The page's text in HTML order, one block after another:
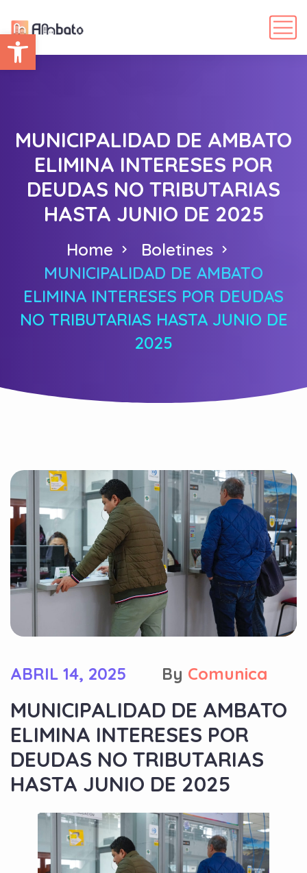
Abrir barra de herramientas
MUNICIPALIDAD DE AMBATO
ELIMINA INTERESES POR
DEUDAS NO TRIBUTARIAS
HASTA JUNIO DE 2025
Home
Boletines
MUNICIPALIDAD DE AMBATO
ELIMINA INTERESES POR DEUDAS
NO TRIBUTARIAS HASTA JUNIO DE
2025
ABRIL 14, 2025 By Comunica
MUNICIPALIDAD DE AMBATO
ELIMINA INTERESES POR
DEUDAS NO TRIBUTARIAS
HASTA JUNIO DE 2025